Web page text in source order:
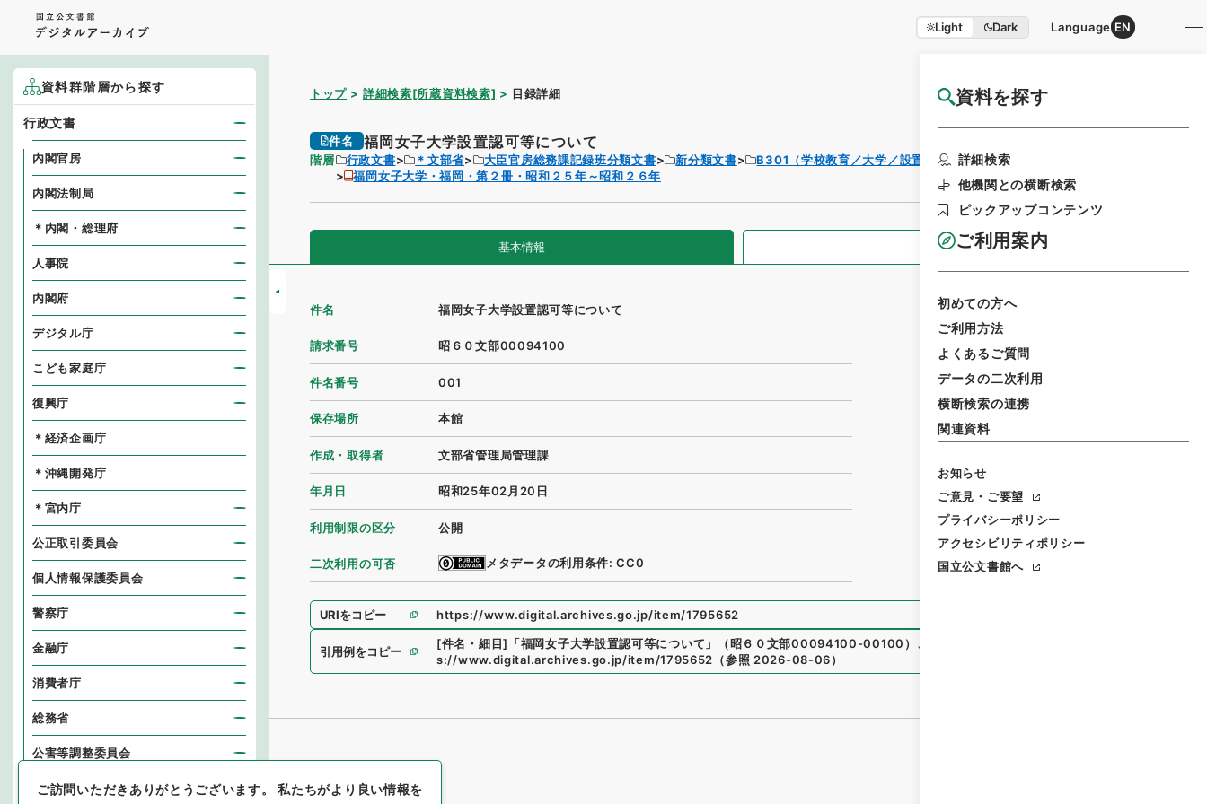
Light Dark Language EN
資料を探す
詳細検索
他機関との横断検索
ピックアップコンテンツ
ご利用案内
初めての方へ
ご利用方法
よくあるご質問
データの二次利用
横断検索の連携
関連資料
お知らせ
ご意見・ご要望
プライバシーポリシー
アクセシビリティポリシー
国立公文書館へ
トップ 詳細検索[所蔵資料検索] 目録詳細 国立公文書館HP利用案内
件名 福岡女子大学設置認可等について
階層 行政文書 ＊文部省 大臣官房総務課記録班分類文書 新分類文書
B301（学校教育／大学／設置学則／公立大学）
福岡女子大学・福岡・第２冊・昭和２５年～昭和２６年
基本情報 全ての情報
件名 福岡女子大学設置認可等について
請求番号 昭６０文部00094100
件名番号 001
保存場所 本館
作成・取得者 文部省管理局管理課
年月日 昭和25年02月20日
利用制限の区分 公開
二次利用の可否 メタデータの利用条件: CC0
URIをコピー https://www.digital.archives.go.jp/item/1795652
引用例をコピー
[件名・細目] 「福岡女子大学設置認可等について 」 （昭６０文部00094100-00100 ） 、
s://www.digital.archives.go.jp/item/1795652 （参照 2026-08-06）
資料群階層から探す
行政文書
内閣官房
内閣法制局
＊内閣・総理府
人事院
内閣府
デジタル庁
こども家庭庁
復興庁
＊経済企画庁
＊沖縄開発庁
＊宮内庁
公正取引委員会
個人情報保護委員会
警察庁
金融庁
消費者庁
総務省
公害等調整委員会
消防庁
ご訪問いただきありがとうございます。私たちがより良い情報を